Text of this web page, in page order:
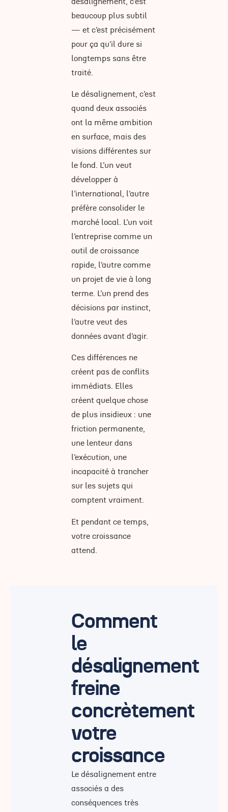
beaucoup plus subtil
— et c’est précisément
pour ça qu’il dure si
longtemps sans être
traité.
Le désalignement, c’est
quand deux associés
ont la même ambition
en surface, mais des
visions différentes sur
le fond. L’un veut
développer à
l’international, l’autre
préfère consolider le
marché local. L’un voit
l’entreprise comme un
outil de croissance
rapide, l’autre comme
un projet de vie à long
terme. L’un prend des
décisions par instinct,
l’autre veut des
données avant d’agir.
Ces différences ne
créent pas de conflits
immédiats. Elles
créent quelque chose
de plus insidieux : une
friction permanente,
une lenteur dans
l’exécution, une
incapacité à trancher
sur les sujets qui
comptent vraiment.
Et pendant ce temps,
votre croissance
attend.
Comment
le
désalignement
freine
concrètement
votre
croissance
Le désalignement entre
associés a des
conséquences très